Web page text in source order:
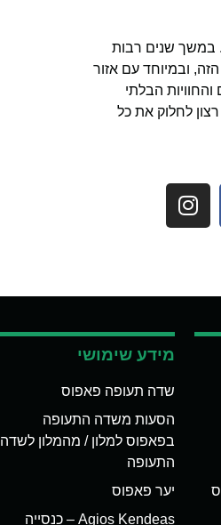
במשך שנים רבות
ובמיוחד עם אזור
הבלתי
לחלוק את כל
מידע שימושי
שדה תעופה פאפוס
הסעות משדה התעופה
בפאפוס למלון / מהמלון לשדה
התעופה
יער פאפוס
Agios Kendeas – כנסייה